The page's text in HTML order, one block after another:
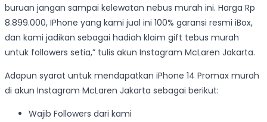
buruan jangan sampai kelewatan nebus murah ini. Harga Rp
8.899.000, IPhone yang kami jual ini 100% garansi resmi iBox,
dan kami jadikan sebagai hadiah klaim gift tebus murah
untuk followers setia,” tulis akun Instagram McLaren Jakarta.
Adapun syarat untuk mendapatkan iPhone 14 Promax murah
di akun Instagram McLaren Jakarta sebagai berikut:
Wajib Followers dari kami